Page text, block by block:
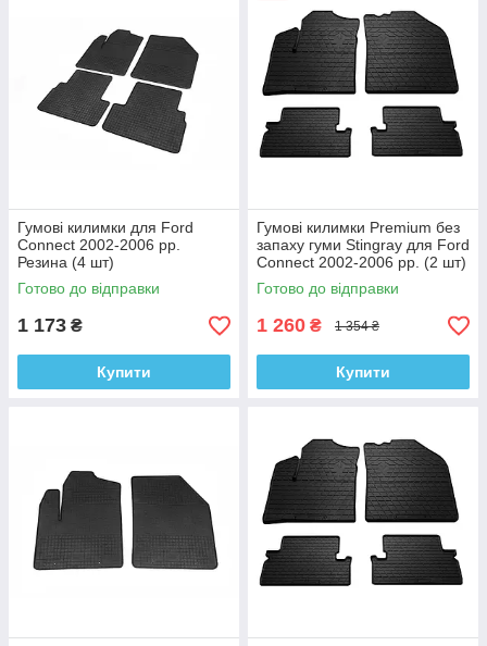
Гумові килимки для Ford
Connect 2002-2006 рр.
Резина (4 шт)
Готово до відправки
1 173 ₴
Купити
Гумові килимки Premium без
запаху гуми Stingray для Ford
Connect 2002-2006 рр. (2 шт)
Готово до відправки
1 260 ₴ 1 354 ₴
Купити